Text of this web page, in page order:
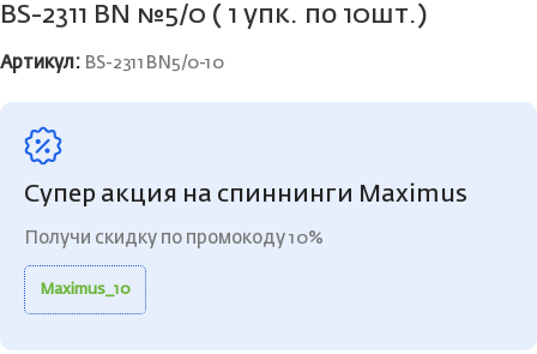
BS-2311 BN №5/0 ( 1 упк. по 10шт.)
Артикул: BS-2311BN5/0-10
Супер акция на спиннинги Maximus
Получи скидку по промокоду 10%
Maximus_10